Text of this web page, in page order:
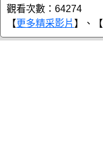
觀看次數：64274
【更多精采影片 】、【